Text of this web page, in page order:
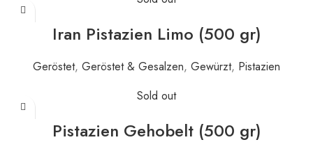
Iran Pistazien Limo (500 gr)
Geröstet, Geröstet & Gesalzen, Gewürzt, Pistazien
Sold out
Pistazien Gehobelt (500 gr)